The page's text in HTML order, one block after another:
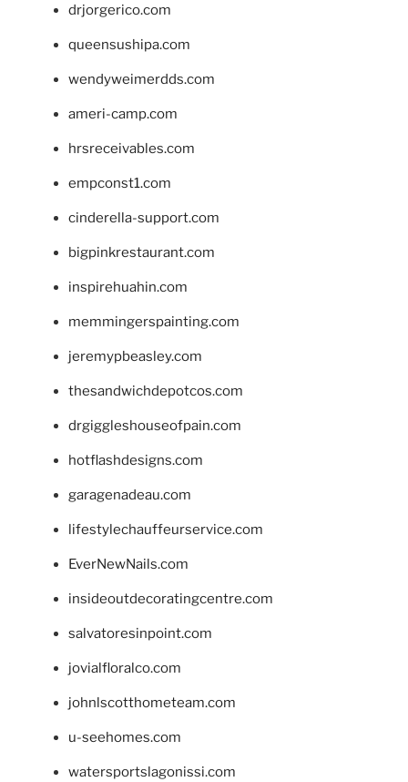
drjorgerico.com
queensushipa.com
wendyweimerdds.com
ameri-camp.com
hrsreceivables.com
empconst1.com
cinderella-support.com
bigpinkrestaurant.com
inspirehuahin.com
memmingerspainting.com
jeremypbeasley.com
thesandwichdepotcos.com
drgiggleshouseofpain.com
hotflashdesigns.com
garagenadeau.com
lifestylechauffeurservice.com
EverNewNails.com
insideoutdecoratingcentre.com
salvatoresinpoint.com
jovialfloralco.com
johnlscotthometeam.com
u-seehomes.com
watersportslagonissi.com